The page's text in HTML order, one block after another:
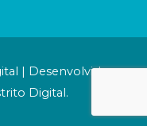
| Desenvolvido
Digital.